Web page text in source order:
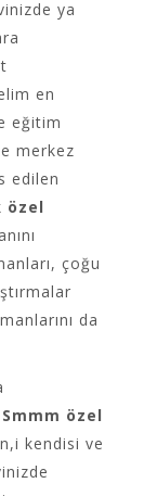
ya
en
eğitim
merkez
edilen
özel
çoğu
da
Smmm özel
kendisi ve